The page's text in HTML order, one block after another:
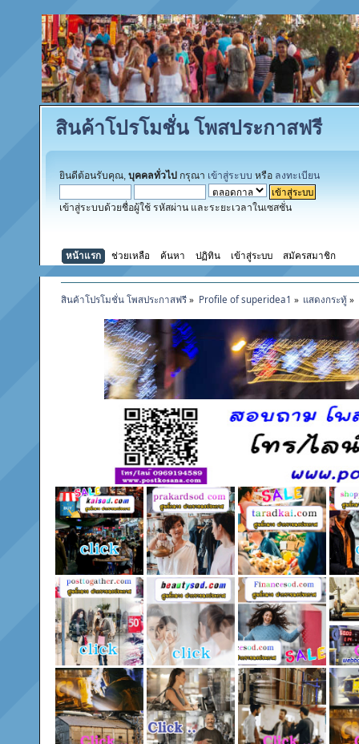
สินค้าโปรโมชั่น โพสประกาสฟรี
ยินดีต้อนรับคุณ, บุคคลทั่วไป กรุณา เข้าสู่ระบบ หรือ ลงทะเบียน
เข้าสู่ระบบด้วยชื่อผู้ใช้ รหัสผ่าน และระยะเวลาในเซสชั่น
หน้าแรก ช่วยเหลือ ค้นหา ปฏิทิน เข้าสู่ระบบ สมัครสมาชิก
สินค้าโปรโมชั่น โพสประกาสฟรี» Profile of superidea1 » แสดงกระทู้ »